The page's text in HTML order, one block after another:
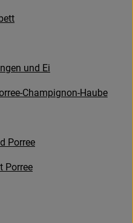
und Ei
Champignon-Haube
Porree
Porree